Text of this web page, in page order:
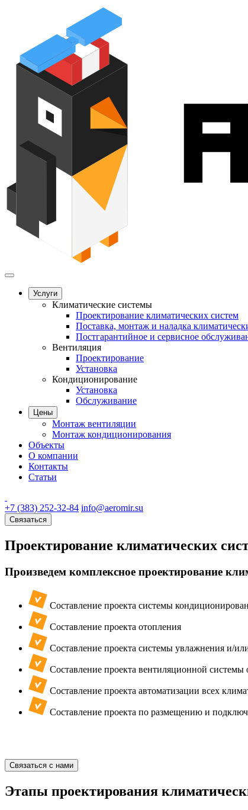
Услуги
Климатические системы
Проектирование климатических систем
Поставка, монтаж и наладка
Постгарантийное и сервисное
Вентиляция
Проектирование
Установка
Кондиционирование
Установка
Обслуживание
Цены
Монтаж вентиляции
Монтаж кондиционирования
Объекты
О компании
Контакты
Статьи
+7 (383) 252-32-84 info@aeromir.su
Связаться
Проектирование климатических
Произведем комплексное проектирование
Составление проекта системы
Составление проекта отопления
Составление проекта системы увлажнения и/
Составление проекта вентиляционной системы
Составление проекта автоматизации всех
Составление проекта по размещению и
Связаться с нами
Этапы проектирования